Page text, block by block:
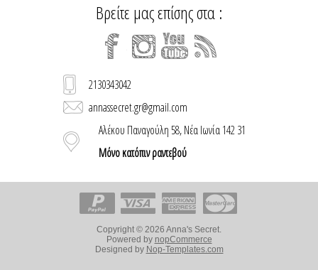
Βρείτε μας επίσης στα :
2130343042
annassecret.gr@gmail.com
Αλέκου Παναγούλη 58, Νέα Ιωνία 142 31
Μόνο κατόπιν ραντεβού
Copyright © 2026 Anna's Secret.
Powered by nopCommerce
Designed by Nop-Templates.com